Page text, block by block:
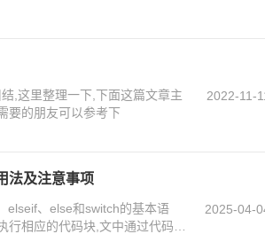
,这里整理一下,下面这篇文章主
要的朋友可以参考下
2022-11-
法及注意事项
elseif、else和switch的基本语
行相应的代码块,文中通过代码介
2025-04-